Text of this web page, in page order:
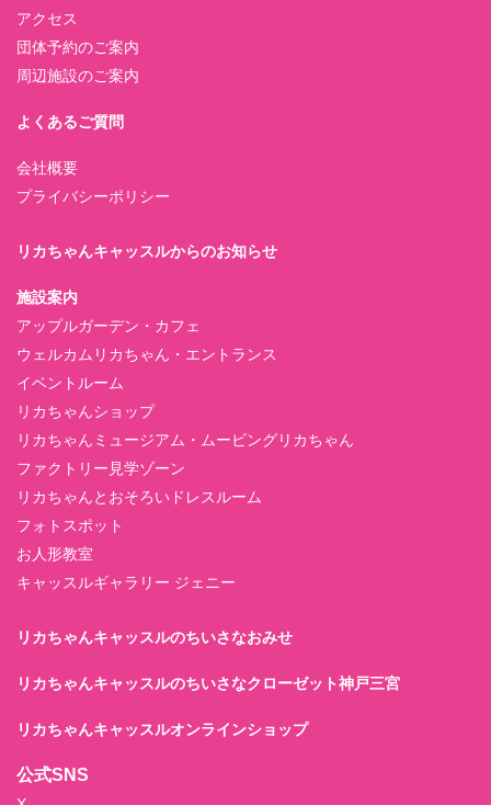
アクセス
団体予約のご案内
周辺施設のご案内
よくあるご質問
会社概要
プライバシーポリシー
リカちゃんキャッスルからのお知らせ
施設案内
アップルガーデン・カフェ
ウェルカムリカちゃん・エントランス
イベントルーム
リカちゃんショップ
リカちゃんミュージアム・ムービングリカちゃん
ファクトリー見学ゾーン
リカちゃんとおそろいドレスルーム
フォトスポット
お人形教室
キャッスルギャラリー ジェニー
リカちゃんキャッスルのちいさなおみせ
リカちゃんキャッスルのちいさなクローゼット神戸三宮
リカちゃんキャッスルオンラインショップ
公式SNS